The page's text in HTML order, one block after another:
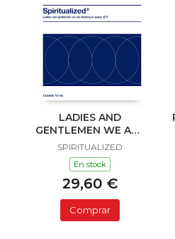
LADIES AND
GENTLEMEN WE ARE
FLOATING IN SPACE
SPIRITUALIZED
En stock
29,60 €
Comprar